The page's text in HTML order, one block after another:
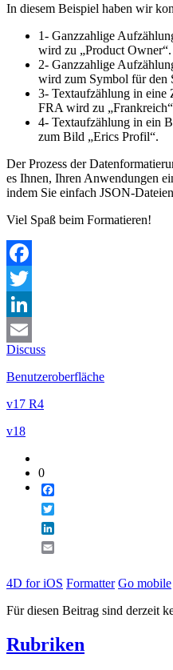
In diesem Beispiel haben wir
1- Ganzzahlige
wird zu „Product Owner“.
2- Ganzzahlige
wird zum Symbol für den
3- Textaufzählung in eine
FRA wird zu
4- Textaufzählung in ein
zum Bild „Erics Profil“.
Der Prozess der
es Ihnen, Ihren Anwendungen
indem Sie einfach JSON-
Viel Spaß beim Formatieren!
Facebook
Twitter
LinkedIn
Email
Discuss
Benutzeroberfläche
v17 R4
v18
0
4D for iOS Formatter Go mobile
Für diesen Beitrag sind derzeit
Rubriken